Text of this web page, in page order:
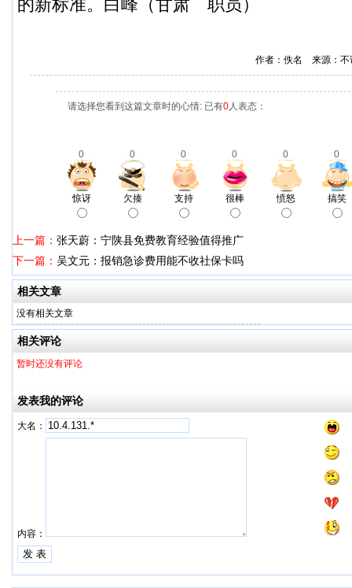
的新标准。白峰（甘肃 职员）
作者：佚名 来源：
请选择您看到这篇文章时的心情: 已有0人表态：
0 0 0 0 0 0
惊讶 欠揍 支持 很棒 愤怒 搞笑
上一篇： 张天蔚：宁陕县免费教育经验值得推广
下一篇： 吴文元：报销急诊费用能不收社保卡吗
相关文章
没有相关文章
相关评论
暂时还没有评论
发表我的评论
大名：
内容：